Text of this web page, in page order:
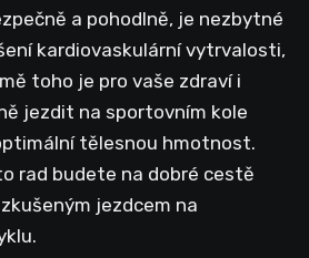
a pohodlně, je nezbytné
kardiovaskulární vytrvalosti,
toho je pro vaše zdraví i
jezdit na sportovním kole
tělesnou hmotnost.
rad budete na dobré cestě
jezdcem na